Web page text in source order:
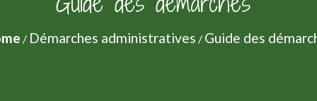
/ Démarches administratives / Guide des